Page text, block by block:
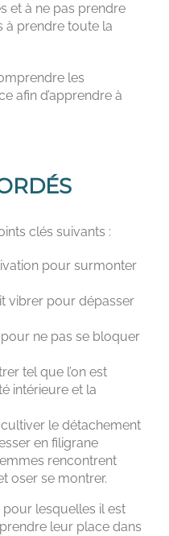
et à ne pas prendre
à prendre toute la
les
afin d’apprendre à
clés suivants :
pour surmonter
vibrer pour dépasser
ne pas se bloquer
tel que l’on est
intérieure et la
le détachement
en filigrane
rencontrent
oser se montrer.
pour lesquelles il est
leur place dans